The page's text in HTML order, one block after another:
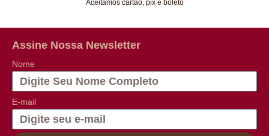
Aceitamos cartão, pix e boleto
Assine Nossa Newsletter
Nome
E-mail